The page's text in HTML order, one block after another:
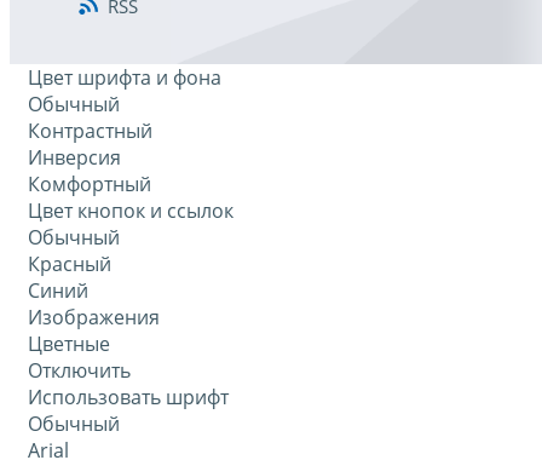
RSS
Цвет шрифта и фона
Обычный
Контрастный
Инверсия
Комфортный
Цвет кнопок и ссылок
Обычный
Красный
Синий
Изображения
Цветные
Отключить
Использовать шрифт
Обычный
Arial